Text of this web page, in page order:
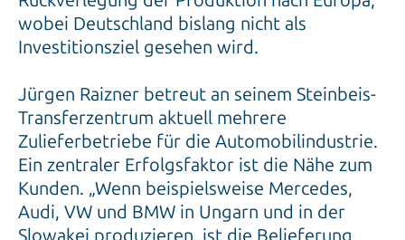
wobei Deutschland bislang nicht als
Investitionsziel gesehen wird.
Jürgen Raizner betreut an seinem Steinbeis-
Transferzentrum aktuell mehrere
Zulieferbetriebe für die Automobilindustrie.
Ein zentraler Erfolgsfaktor ist die Nähe zum
Kunden. „Wenn beispielsweise Mercedes,
Audi, VW und BMW in Ungarn und in der
Slowakei produzieren, ist die Belieferung